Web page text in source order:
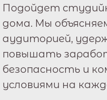
Подойдет
дома. Мы
аудиторией,
повышать
безопасность и
условиями на